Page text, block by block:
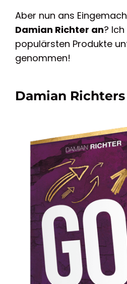
Aber nun ans
Damian Richter an?
populärsten Produkte
genommen!
Damian Richters